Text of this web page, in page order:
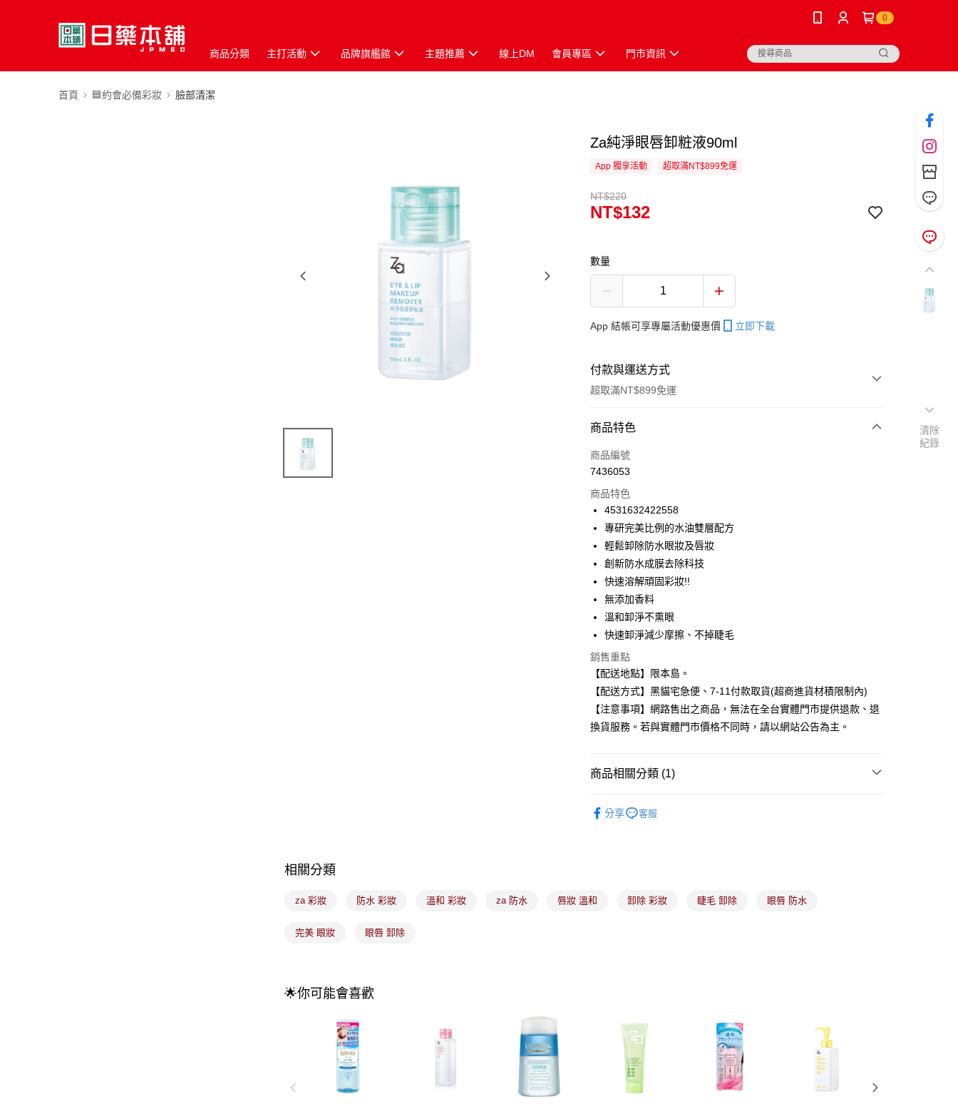
0
商品分類 主打活動 品牌旗艦館 主題推薦 線上DM 會員專區 門市資訊
首頁 🟦約會必備彩妝 臉部清潔
Za純淨眼唇卸粧液90ml
App 獨享活動 超取滿NT$899免運
NT$220
NT$132
數量
App 結帳可享專屬活動優惠價 立即下載
付款與運送方式
超取滿NT$899免運
付款方式
信用卡一次付款
LINE Pay
Apple Pay
街口支付
悠遊付
Google Pay
全盈+PAY
大哥付你分期
相關說明
【大哥付你分期使用說明】
1.本服務由台灣大哥大提供，台灣大哥大用戶可立即使用無須另外申請。
2.付款方式選擇「大哥付你分期」，訂單成立後會自動跳轉到大哥付的交易
流程，驗證手機門號後，選擇欲分期的期數、繳款截止日，確認付款後即
4.訂單成立30分鐘內，如未前往確認交易或遇審核未通過，訂單將自動取
【繳款方式說明】
1.本服務係由「台灣大哥大股份有限公司」（以下簡稱本公司）所提供，讓
ATM付款
全家取貨付款
每筆NT$300，滿NT$3,000(含以上)免運費
付款後門市自取
每筆NT$100，滿NT$399(含以上)免運費
商品特色
商品編號
7436053
商品特色
4531632422558
專研完美比例的水油雙層配方
輕鬆卸除防水眼妝及唇妝
創新防水成膜去除科技
快速溶解頑固彩妝!!
無添加香料
溫和卸淨不熏眼
快速卸淨減少摩擦、不掉睫毛
銷售重點
【配送地點】限本島。
【配送方式】黑貓宅急便、7-11付款取貨(超商進貨材積限制內)
【注意事項】網路售出之商品，無法在全台實體門市提供退款、退
換貨服務。若與實體門市價格不同時，請以網站公告為主。
商品相關分類 (1)
分享
客服
相關分類
za 彩妝 防水 彩妝 溫和 彩妝 za 防水 唇妝 溫和 卸除 彩妝 睫毛 卸除 眼唇 防水
完美 眼妝 眼唇 卸除
🌟你可能會喜歡
清除
紀錄